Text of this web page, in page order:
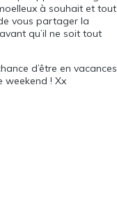
à souhait et tout
vous partager la
qu’il ne soit tout
d’être en vacances
weekend ! Xx